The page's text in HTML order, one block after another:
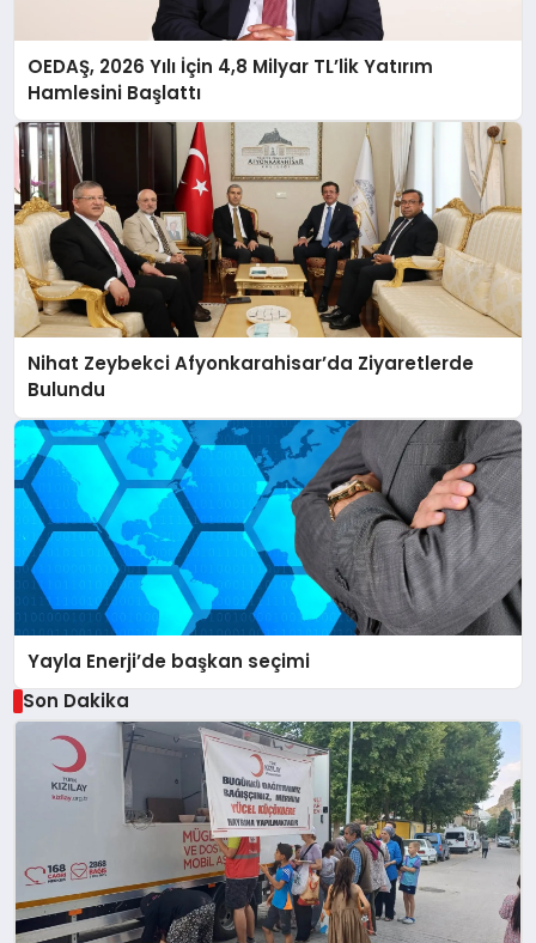
OEDAŞ, 2026 Yılı İçin 4,8 Milyar TL’lik Yatırım
Hamlesini Başlattı
Nihat Zeybekci Afyonkarahisar’da Ziyaretlerde
Bulundu
Yayla Enerji’de başkan seçimi
Son Dakika